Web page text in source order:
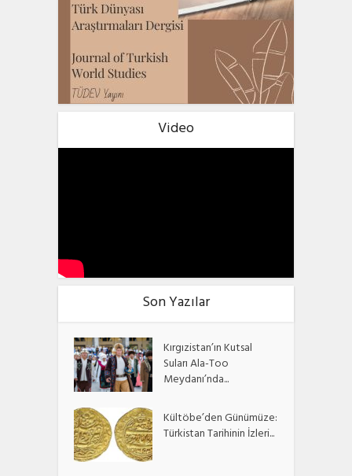
Video
Son Yazılar
Kırgızistan’ın Kutsal
Suları Ala-Too
Meydanı’nda...
Kültöbe’den Günümüze:
Türkistan Tarihinin İzleri...